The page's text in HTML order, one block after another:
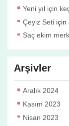
Yeni yıl için
Çeyiz Seti için
Saç ekim
Arşivler
Aralık 2024
Kasım 2023
Nisan 2023